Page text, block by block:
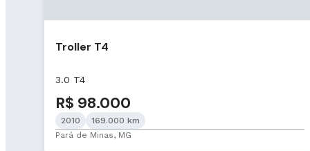
Troller T4
3.0 T4
R$ 98.000
2010
169.000 km
Pará de Minas, MG